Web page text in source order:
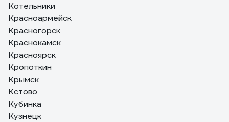
Котельники
Красноармейск
Красногорск
Краснокамск
Красноярск
Кропоткин
Крымск
Кстово
Кубинка
Кузнецк